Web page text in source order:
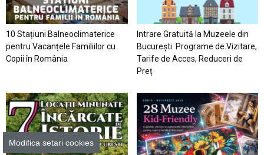
10 Stațiuni Balneoclimaterice
pentru Vacanțele Familiilor cu
Copii în România
Intrare Gratuită la Muzeele din
București. Programe de Vizitare,
Tarife de Acces, Reduceri de
Preț
Modifica setari cookies